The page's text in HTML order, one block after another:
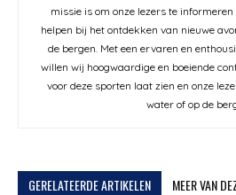
missie is om onze lezers te
helpen bij het ontdekken van nieuwe
de bergen. Met een ervaren en
willen wij hoogwaardige en boeiende
voor deze sporten laat zien en onze
water of op de
GERELATEERDE ARTIKELEN MEER VAN